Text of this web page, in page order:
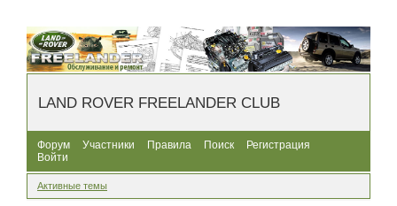
LAND ROVER FREELANDER CLUB
Форум Участники Правила Поиск
Регистрация
Войти
Активные темы